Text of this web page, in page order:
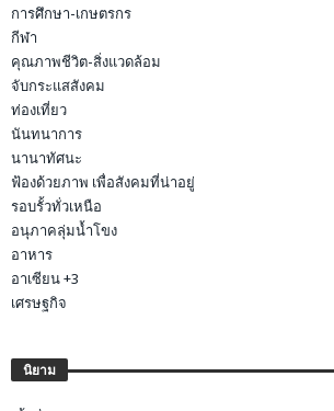
การศึกษา-เกษตรกร
กีฬา
คุณภาพชีวิต-สิ่งแวดล้อม
จับกระแสสังคม
ท่องเที่ยว
นันทนาการ
นานาทัศนะ
ฟ้องด้วยภาพ เพื่อสังคมที่น่าอยู่
รอบรั้วทั่วเหนือ
อนุภาคลุ่มน้ำโขง
อาหาร
อาเซียน +3
เศรษฐกิจ
นิยาม